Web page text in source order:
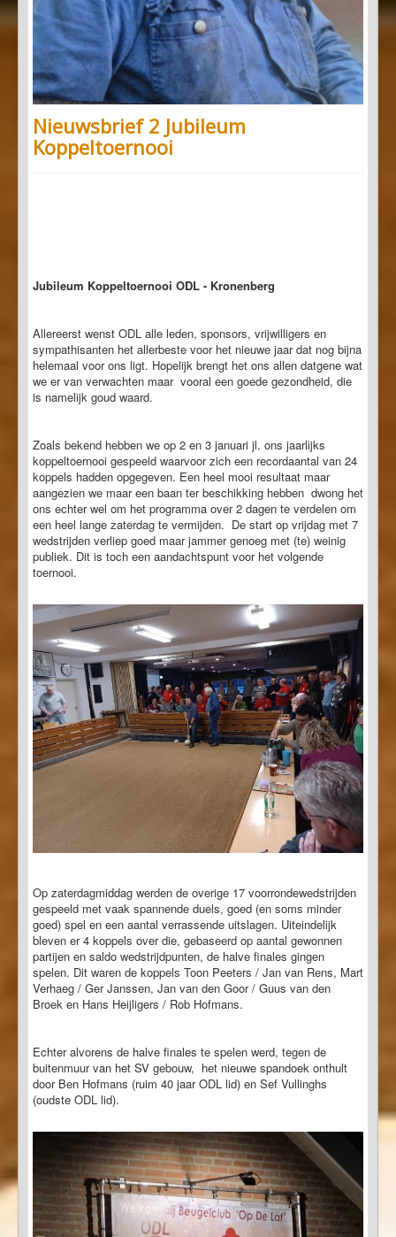
Nieuwsbrief 2 Jubileum
Koppeltoernooi
Jubileum Koppeltoernooi ODL - Kronenberg
Allereerst wenst ODL alle leden, sponsors, vrijwilligers en
sympathisanten het allerbeste voor het nieuwe jaar dat nog bijna
helemaal voor ons ligt. Hopelijk brengt het ons allen datgene wat
we er van verwachten maar vooral een goede gezondheid, die
is namelijk goud waard.
Zoals bekend hebben we op 2 en 3 januari jl. ons jaarlijks
koppeltoernooi gespeeld waarvoor zich een recordaantal van 24
koppels hadden opgegeven. Een heel mooi resultaat maar
aangezien we maar een baan ter beschikking hebben dwong het
ons echter wel om het programma over 2 dagen te verdelen om
een heel lange zaterdag te vermijden. De start op vrijdag met 7
wedstrijden verliep goed maar jammer genoeg met (te) weinig
publiek. Dit is toch een aandachtspunt voor het volgende
toernooi.
Op zaterdagmiddag werden de overige 17 voorrondewedstrijden
gespeeld met vaak spannende duels, goed (en soms minder
goed) spel en een aantal verrassende uitslagen. Uiteindelijk
bleven er 4 koppels over die, gebaseerd op aantal gewonnen
partijen en saldo wedstrijdpunten, de halve finales gingen
spelen. Dit waren de koppels Toon Peeters / Jan van Rens, Mart
Verhaeg / Ger Janssen, Jan van den Goor / Guus van den
Broek en Hans Heijligers / Rob Hofmans.
Echter alvorens de halve finales te spelen werd, tegen de
buitenmuur van het SV gebouw, het nieuwe spandoek onthult
door Ben Hofmans (ruim 40 jaar ODL lid) en Sef Vullinghs
(oudste ODL lid).